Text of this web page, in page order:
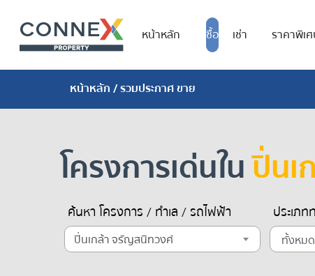
หน้าหลัก ซื้อ เช่า ราคาพิเ
หน้าหลัก/ รวมประกาศ ขาย
โครงการเด่นในปิ่น
ค้นหา โครงการ / ทำเล / รถไฟฟ้า
ปิ่นเกล้า จรัญสนิทวงศ์
ประเภ